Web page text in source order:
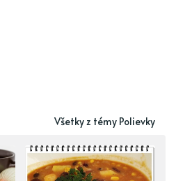
Všetky z témy Polievky